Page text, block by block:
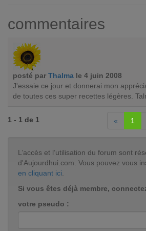
commentaires
posté par Thalma le 4 juin 2008
J'essaie ce jour et donnerai mon
de toutes ces super recettes légères.
1 - 1 de 1 « 1
L’accès et l’utilisation du forum sont
d'Aujourdhui.com. Vous pouvez vous
en cliquant ici.
Si vous êtes déjà membre,
votre pseudo :